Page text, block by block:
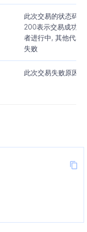
此次交易的状态码,
200表示交易成功或
者进行中, 其他代表
失败
此次交易失败原因